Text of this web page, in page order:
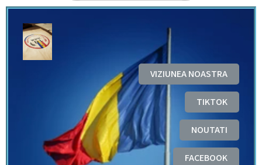
VIZIUNEA NOASTRA
TIKTOK
NOUTATI
FACEBOOK